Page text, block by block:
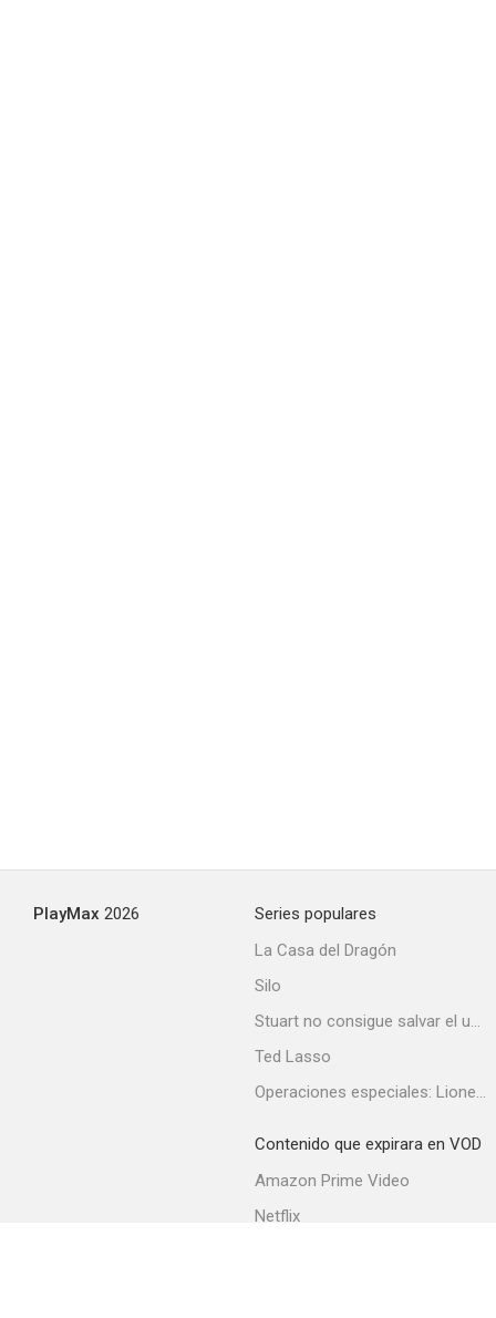
PlayMax 2026
Series populares
La Casa del Dragón
Silo
Stuart no consigue salvar el universo
Ted Lasso
Operaciones especiales: Lioness
Contenido que expirara en VOD
Amazon Prime Video
Netflix